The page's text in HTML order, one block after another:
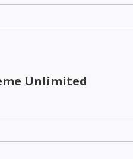
Unlimited